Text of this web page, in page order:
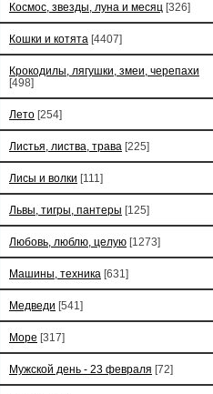
Космос, звезды, луна и месяц [326]
Кошки и котята [4407]
Крокодилы, лягушки, змеи, черепахи
[498]
Лето [254]
Листья, листва, трава [225]
Лисы и волки [111]
Львы, тигры, пантеры [125]
Любовь, люблю, целую [1273]
Машины, техника [631]
Медведи [541]
Море [317]
Мужской день - 23 февраля [72]